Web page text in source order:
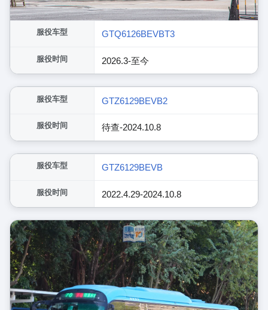
服役车型 GTQ6126BEVBT3
服役时间 2026.3-至今
服役车型 GTZ6129BEVB2
服役时间 待查-2024.10.8
展开
服役车型 GTZ6129BEVB
服役时间 2022.4.29-2024.10.8
展开